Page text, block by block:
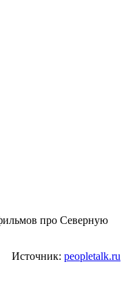
про Северную
Источник: peopletalk.ru